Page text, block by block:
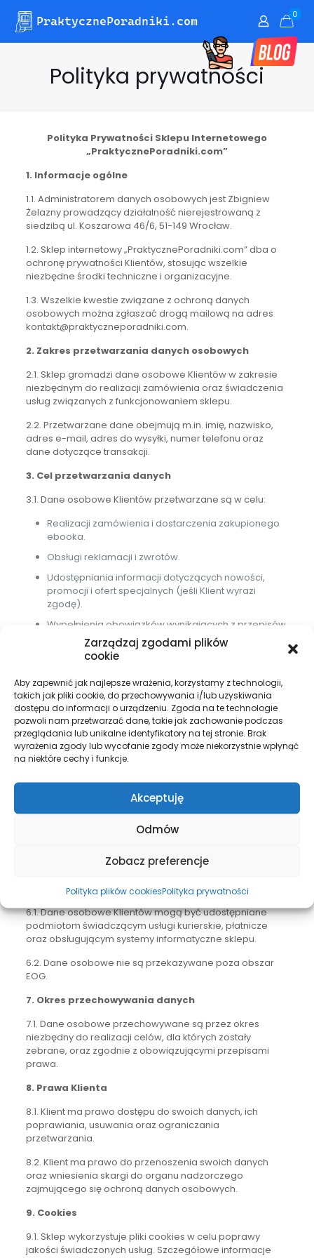
Zarządzaj zgodami plików
cookie
Aby zapewnić jak najlepsze wrażenia, korzystamy z technologii,
takich jak pliki cookie, do przechowywania i/lub uzyskiwania
dostępu do informacji o urządzeniu. Zgoda na te technologie
pozwoli nam przetwarzać dane, takie jak zachowanie podczas
przeglądania lub unikalne identyfikatory na tej stronie. Brak
wyrażenia zgody lub wycofanie zgody może niekorzystnie wpłynąć
na niektóre cechy i funkcje.
Akceptuję
Odmów
Zobacz preferencje
Polityka plików cookiesPolityka prywatności
0
Polityka prywatności
Polityka Prywatności Sklepu Internetowego
„PraktycznePoradniki.com”
1. Informacje ogólne
1.1. Administratorem danych osobowych jest Zbigniew
Żelazny prowadzący działalność nierejestrowaną z
siedzibą ul. Koszarowa 46/6, 51-149 Wrocław.
1.2. Sklep internetowy „PraktycznePoradniki.com” dba o
ochronę prywatności Klientów, stosując wszelkie
niezbędne środki techniczne i organizacyjne.
1.3. Wszelkie kwestie związane z ochroną danych
osobowych można zgłaszać drogą mailową na adres
kontakt@praktyczneporadniki.com.
2. Zakres przetwarzania danych osobowych
2.1. Sklep gromadzi dane osobowe Klientów w zakresie
niezbędnym do realizacji zamówienia oraz świadczenia
usług związanych z funkcjonowaniem sklepu.
2.2. Przetwarzane dane obejmują m.in. imię, nazwisko,
adres e-mail, adres do wysyłki, numer telefonu oraz
dane dotyczące transakcji.
3. Cel przetwarzania danych
3.1. Dane osobowe Klientów przetwarzane są w celu:
Realizacji zamówienia i dostarczenia zakupionego
ebooka.
Obsługi reklamacji i zwrotów.
Udostępniania informacji dotyczących nowości,
promocji i ofert specjalnych (jeśli Klient wyrazi
zgodę).
Wypełnienia obowiązków wynikających z przepisów
4. Podstawy prawne przetwarzania danych
4.1. Przetwarzanie danych odbywa się na podstawie:
Wyrażonej zgody Klienta.
Konieczności przetwarzania danych do wykonania
umowy.
Spełnienia obowiązków prawnych ciążących na
5. Bezpieczeństwo danych
5.1. Sklep stosuje odpowiednie środki bezpieczeństwa, w
tym szyfrowanie połączeń, aby chronić dane osobowe
nieuprawnionym ujawnieniem.
6. Udostępnianie danych osobowych
6.1. Dane osobowe Klientów mogą być udostępniane
podmiotom świadczącym usługi kurierskie, płatnicze
oraz obsługującym systemy informatyczne sklepu.
6.2. Dane osobowe nie są przekazywane poza obszar
EOG.
7. Okres przechowywania danych
7.1. Dane osobowe przechowywane są przez okres
niezbędny do realizacji celów, dla których zostały
zebrane, oraz zgodnie z obowiązującymi przepisami
prawa.
8. Prawa Klienta
8.1. Klient ma prawo dostępu do swoich danych, ich
poprawiania, usuwania oraz ograniczania
przetwarzania.
8.2. Klient ma prawo do przenoszenia swoich danych
oraz wniesienia skargi do organu nadzorczego
zajmującego się ochroną danych osobowych.
9. Cookies
9.1. Sklep wykorzystuje pliki cookies w celu poprawy
jakości świadczonych usług. Szczegółowe informacje